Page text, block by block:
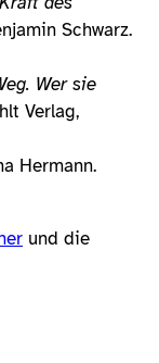
Schwarz.
Wer sie
Verlag,
Hermann.
und die